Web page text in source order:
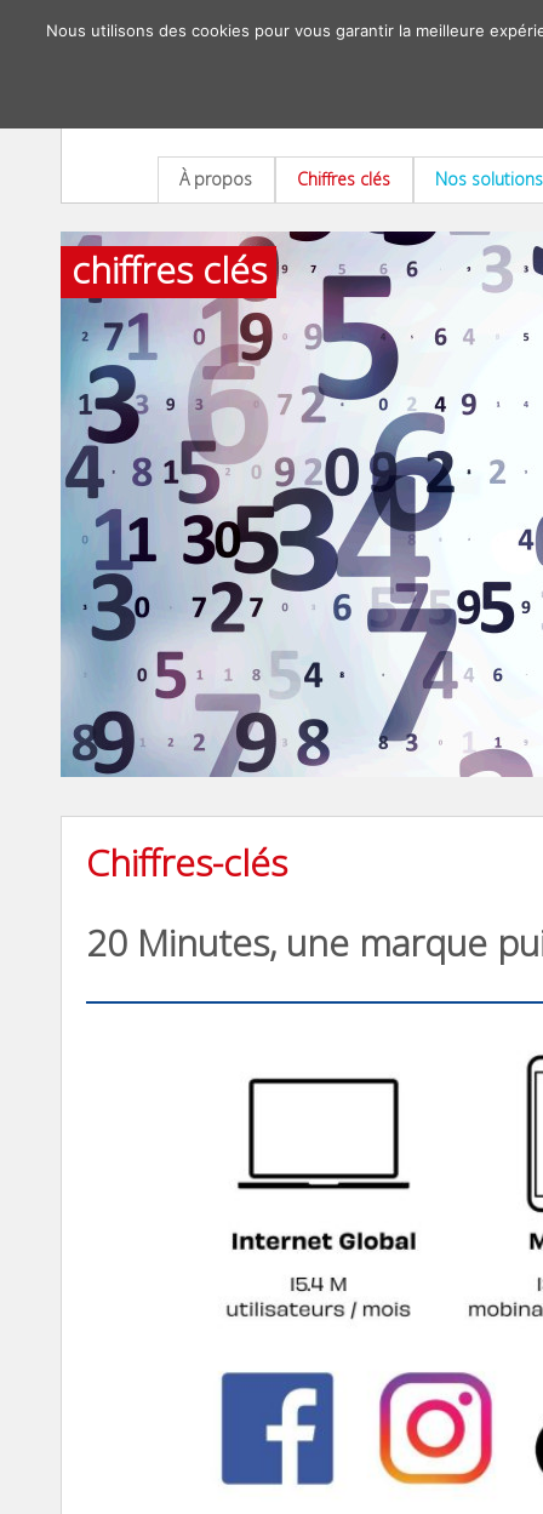
À propos Chiffres clés Nos solutions
chiffres clés
Chiffres-clés
20 Minutes, une marque
Nous utilisons des cookies pour vous garantir la meilleure